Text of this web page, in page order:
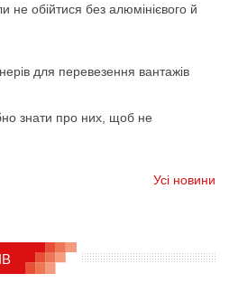
не обійтися без алюмінієвого й
для перевезення вантажів
знати про них, щоб не
Усі новини